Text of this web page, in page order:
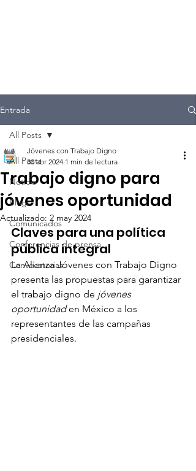
Entrada
All Posts
Noticia
Blogs
Comunicados
Conferencias de prensa
Convocatorias
All Posts
Trabajo digno para
jóvenes oportunidad
Jóvenes con Trabajo Digno
30 abr 2024 1 min de lectura
Actualizado: 2 may 2024
Claves para una política
pública integral
La Alianza Jóvenes con Trabajo Digno
presenta las propuestas para garantizar
el trabajo digno de jóvenes
oportunidad en México a los
representantes de las campañas
presidenciales.